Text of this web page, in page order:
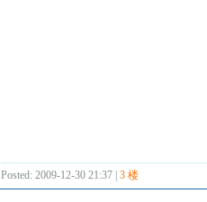
Posted: 2009-12-30 21:37 | 3 楼